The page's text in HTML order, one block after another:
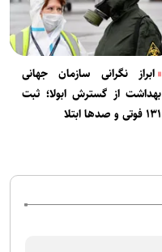
ابراز نگرانی سازمان جهانی
بهداشت از گسترش ابولا؛ ثبت
۱۳۱ فوتی و صدها ابتلا